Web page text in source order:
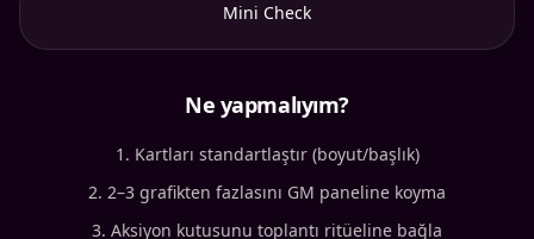
Mini Check
Ne yapmalıyım?
Kartları standartlaştır (boyut/başlık)
2–3 grafikten fazlasını GM paneline koyma
Aksiyon kutusunu toplantı ritüeline bağla